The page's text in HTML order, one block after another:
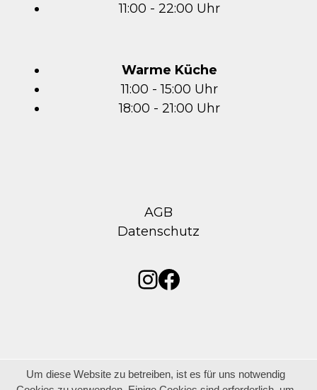
11:00 - 22:00 Uhr
Warme Küche
11:00 - 15:00 Uhr
18:00 - 21:00 Uhr
AGB
Datenschutz
Instagram
Facebook
Um diese Website zu betreiben, ist es für uns notwendig